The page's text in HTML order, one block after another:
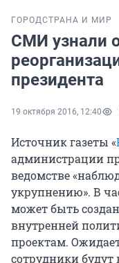
ГОРОДСТРАНА И МИР
СМИ узнали
президента
19 октября 2016, 12:40
Источник газеты «
администрации
ведомстве
укрупнению». В
может быть
внутренней
проектам.
сотрудники будут